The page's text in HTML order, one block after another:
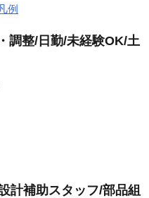
凡例
調整/日勤/未経験OK/土
計補助スタッフ/部品組